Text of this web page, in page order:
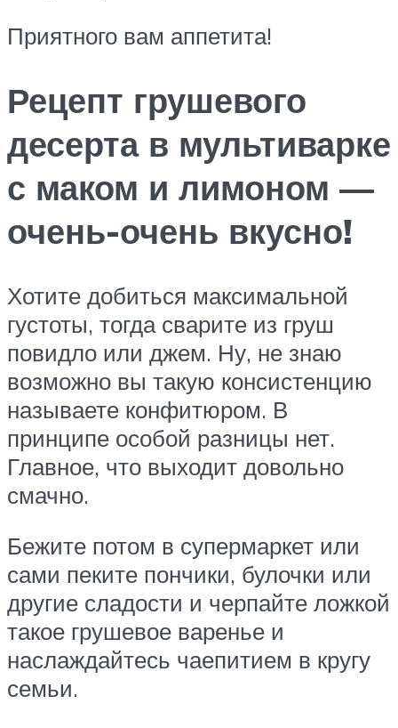
Приятного вам аппетита!
Рецепт грушевого
десерта в мультиварке
с маком и лимоном —
очень-очень вкусно!
Хотите добиться максимальной
густоты, тогда сварите из груш
повидло или джем. Ну, не знаю
возможно вы такую консистенцию
называете конфитюром. В
принципе особой разницы нет.
Главное, что выходит довольно
смачно.
Бежите потом в супермаркет или
сами пеките пончики, булочки или
другие сладости и черпайте ложкой
такое грушевое варенье и
наслаждайтесь чаепитием в кругу
семьи.